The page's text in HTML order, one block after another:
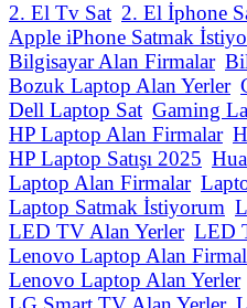
2. El Tv Sat 2. El İphone
Apple iPhone Satmak
Bilgisayar Alan Firmalar
Bozuk Laptop Alan Yerler
Dell Laptop Sat Gaming
HP Laptop Alan Firmalar
HP Laptop Satışı 2025
Laptop Alan Firmalar
Laptop Satmak İstiyorum
LED TV Alan Yerler LED
Lenovo Laptop Alan
Lenovo Laptop Alan Yerler